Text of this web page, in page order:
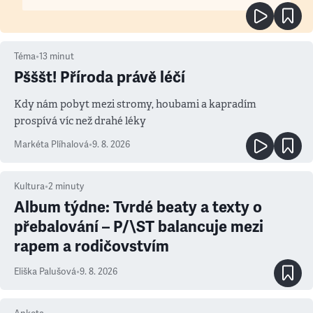
Téma•13 minut
Pšššt! Příroda právě léčí
Kdy nám pobyt mezi stromy, houbami a kapradím
prospívá víc než drahé léky
Markéta Plíhalová•9. 8. 2026
Kultura•2 minuty
Album týdne: Tvrdé beaty a texty o
přebalování – P/\ST balancuje mezi
rapem a rodičovstvím
Eliška Palušová•9. 8. 2026